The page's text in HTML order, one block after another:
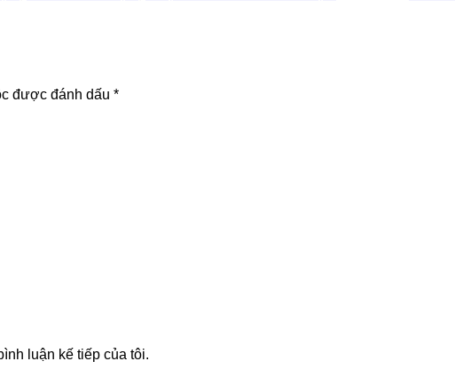
được đánh dấu *
luận kế tiếp của tôi.